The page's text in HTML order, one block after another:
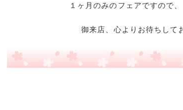
１ヶ月のみのフェアですので
御来店、心よりお待ちして